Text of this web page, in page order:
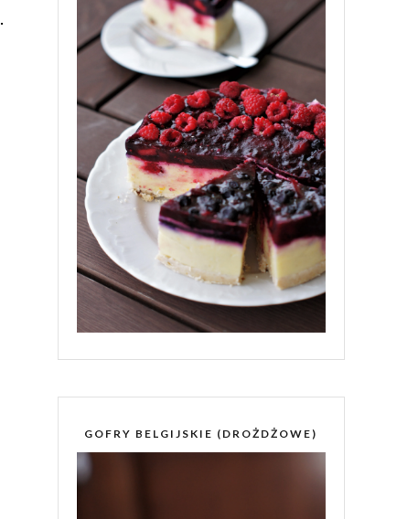
GOFRY BELGIJSKIE (DROŻDŻOWE)